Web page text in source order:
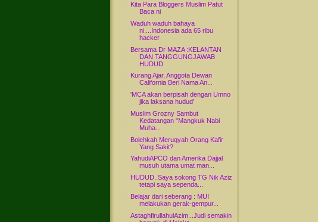
Kita Para Bloggers Muslim Patut
Baca ni
Waduh waduh bahaya
ni....Indonesia ada 65 ribu
hacker
Bersama Dr MAZA :KELANTAN
DAN TANGGUNGJAWAB
HUDUD
Kurang Ajar, Anggota Dewan
California Beri Nama An...
'MCA akan berpisah dengan Umno
jika laksana hudud'
Muslim Grozny Sambut
Kedatangan "Mangkuk Nabi
Muha...
Bolehkah Meruqyah Orang Kafir
Yang Sakit?
YahudiAPCO dan Amerika Dajjal
musuh utama umat man...
HUDUD..Saya sokong TG Nik Aziz
tetapi saya sependa...
Belajar dari seberang : MUI
melakukan gerak-gempur...
AstaghfirullahulAzim...Judi semakin